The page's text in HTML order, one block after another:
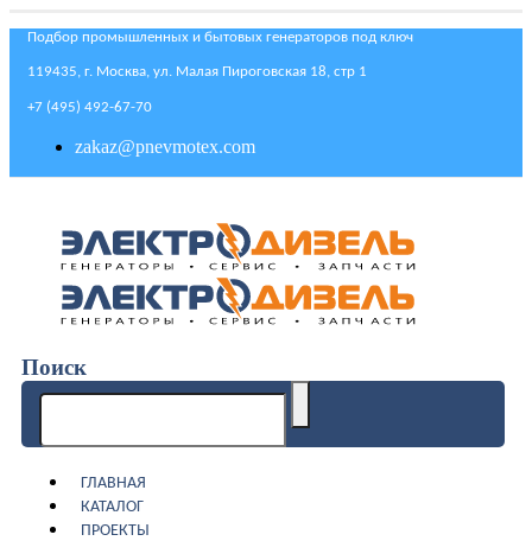
Подбор промышленных и бытовых генераторов под ключ
119435, г. Москва, ул. Малая Пироговская 18, стр 1
+7 (495) 492-67-70
zakaz@pnevmotex.com
Поиск
ГЛАВНАЯ
КАТАЛОГ
ПРОЕКТЫ